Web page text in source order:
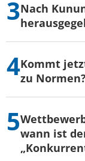
Nach
Kommt
zu Normen?
wann ist